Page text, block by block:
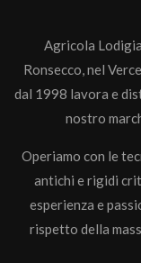
Agricola
Ronsecco, nel
dal 1998 lavora e
nostro
Operiamo con le
antichi e rigidi
esperienza e
rispetto della